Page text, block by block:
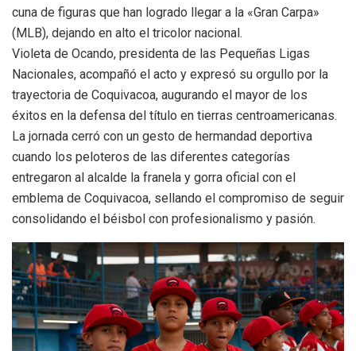
cuna de figuras que han logrado llegar a la «Gran Carpa»
(MLB), dejando en alto el tricolor nacional.
​Violeta de Ocando, presidenta de las Pequeñas Ligas
Nacionales, acompañó el acto y expresó su orgullo por la
trayectoria de Coquivacoa, augurando el mayor de los
éxitos en la defensa del título en tierras centroamericanas.
​La jornada cerró con un gesto de hermandad deportiva
cuando los peloteros de las diferentes categorías
entregaron al alcalde la franela y gorra oficial con el
emblema de Coquivacoa, sellando el compromiso de seguir
consolidando el béisbol con profesionalismo y pasión.